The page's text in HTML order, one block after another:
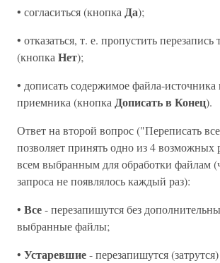
• согласиться (кнопка Да);
• отказаться, т. е. пропустить
(кнопка Нет);
• дописать содержимое файла-
приемника (кнопка Дописать в Конец).
Ответ на второй вопрос ("Переписать
позволяет принять одно из 4
всем выбранным для обработки файлам
запроса не появлялось каждый раз):
• Все- перезапишутся без
выбранные файлы;
• Устаревшие- перезапишутся